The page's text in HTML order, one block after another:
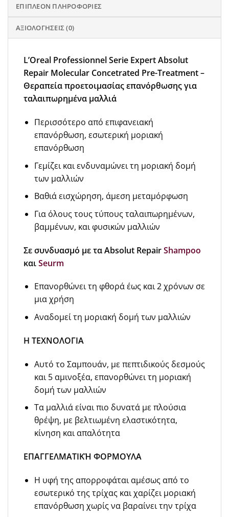
ΕΠΙΠΛΈΟΝ ΠΛΗΡΟΦΟΡΊΕΣ
ΑΞΙΟΛΟΓΉΣΕΙΣ (0)
L’Oreal Professionnel Serie Expert Absolut
Repair Molecular Concetrated Pre-Treatment –
Θεραπεία προετοιμασίας επανόρθωσης για
ταλαιπωρημένα μαλλιά
Περισσότερο από επιφανειακή
επανόρθωση, εσωτερική μοριακή
επανόρθωση
Γεμίζει και ενδυναμώνει τη μοριακή δομή
των μαλλιών
Βαθιά εισχώρηση, άμεση μεταμόρφωση
Για όλους τους τύπους ταλαιπωρημένων,
βαμμένων, και φυσικών μαλλιών
Σε συνδυασμό με τα Absolut RepairShampoo
καιSeurm
Επανορθώνει τη φθορά έως και 2 χρόνων σε
μια χρήση
Αναδομεί τη μοριακή δομή των μαλλιών
Η ΤΕΧΝΟΛΟΓΙΑ
Αυτό το Σαμπουάν, με πεπτιδικούς δεσμούς
και 5 αμινοξέα, επανορθώνει τη μοριακή
δομή των μαλλιών
Τα μαλλιά είναι πιο δυνατά με πλούσια
θρέψη, με βελτιωμένη ελαστικότητα,
κίνηση και απαλότητα
ΕΠΑΓΓΕΛΜΑΤΙΚΉ ΦΟΡΜΟΥΛΑ
Η υφή της απορροφάται αμέσως από το
εσωτερικό της τρίχας και χαρίζει μοριακή
επανόρθωση χωρίς να βαραίνει την τρίχα